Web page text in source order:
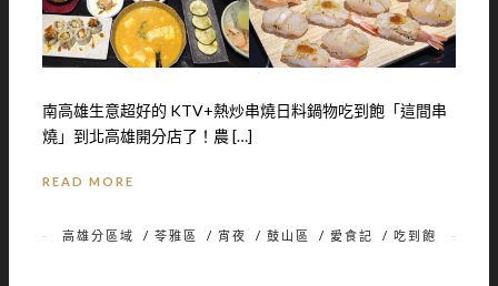
南高雄生意超好的 KTV+熱炒串燒日料鍋物吃到飽「這間串
燒」到北高雄開分店了！農 […]
READ MORE
高雄分區域 / 苓雅區 / 宵夜 / 鼓山區 / 愛食記 / 吃到飽